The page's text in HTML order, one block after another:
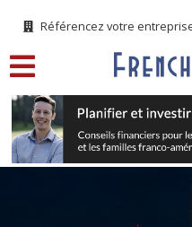
Référencez votre